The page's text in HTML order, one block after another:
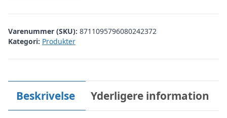
Varenummer (SKU): 8711095796080242372
Kategori: Produkter
Beskrivelse Yderligere information